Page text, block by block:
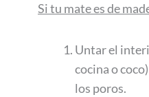
Si tu mate es de
Untar el
cocina o
los poros.